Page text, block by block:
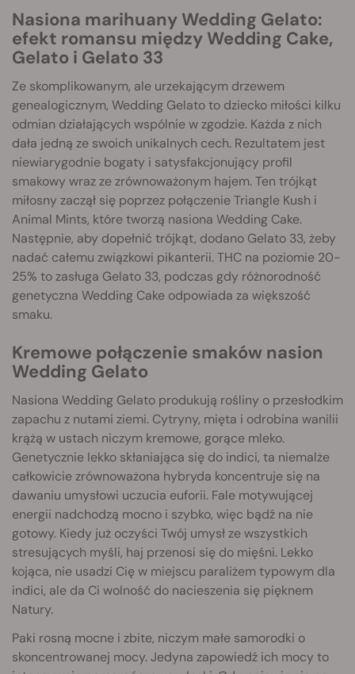
Nasiona marihuany Wedding Gelato:
efekt romansu między Wedding Cake,
Gelato i Gelato 33
Ze skomplikowanym, ale urzekającym drzewem
genealogicznym, Wedding Gelato to dziecko miłości kilku
odmian działających wspólnie w zgodzie. Każda z nich
dała jedną ze swoich unikalnych cech. Rezultatem jest
niewiarygodnie bogaty i satysfakcjonujący profil
smakowy wraz ze zrównoważonym hajem. Ten trójkąt
miłosny zaczął się poprzez połączenie Triangle Kush i
Animal Mints, które tworzą nasiona Wedding Cake.
Następnie, aby dopełnić trójkąt, dodano Gelato 33, żeby
nadać całemu związkowi pikanterii. THC na poziomie 20-
25% to zasługa Gelato 33, podczas gdy różnorodność
genetyczna Wedding Cake odpowiada za większość
smaku.
Kremowe połączenie smaków nasion
Wedding Gelato
Nasiona Wedding Gelato produkują rośliny o przesłodkim
zapachu z nutami ziemi. Cytryny, mięta i odrobina wanilii
krążą w ustach niczym kremowe, gorące mleko.
Genetycznie lekko skłaniająca się do indici, ta niemalże
całkowicie zrównoważona hybryda koncentruje się na
dawaniu umysłowi uczucia euforii. Fale motywującej
energii nadchodzą mocno i szybko, więc bądź na nie
gotowy. Kiedy już oczyści Twój umysł ze wszystkich
stresujących myśli, haj przenosi się do mięśni. Lekko
kojąca, nie usadzi Cię w miejscu paraliżem typowym dla
indici, ale da Ci wolność do nacieszenia się pięknem
Natury.
Paki rosną mocne i zbite, niczym małe samorodki o
skoncentrowanej mocy. Jedyna zapowiedź ich mocy to